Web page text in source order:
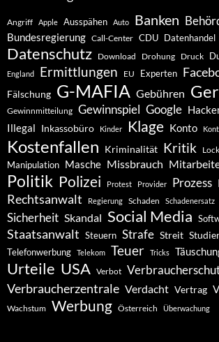
Angriff Apple Ausspähen Auto Banken
Bundesregierung Call-Center CDU Datenhandel
Datenschutz Download Drohung Druck
England Ermittlungen EU Experten
Fälschung G-MAFIA Gebühren
Gewinnmitteilung Gewinnspiel Google
Illegal Inkassobüro Kinder Klage Konto
Kostenfallen Kriminalität Kritik
Manipulation Masche Missbrauch
Politik Polizei Protest Provider Prozess
Rechtsanwalt Regierung Schaden Schadenersatz
Sicherheit Skandal Social Media
Staatsanwalt Steuern Strafe Streit
Telefonwerbung Telekom Teuer Tricks
Urteile USA Verbot
Verbraucherzentrale Verdacht Vertrag
Wachstum Werbung Österreich Überwachung